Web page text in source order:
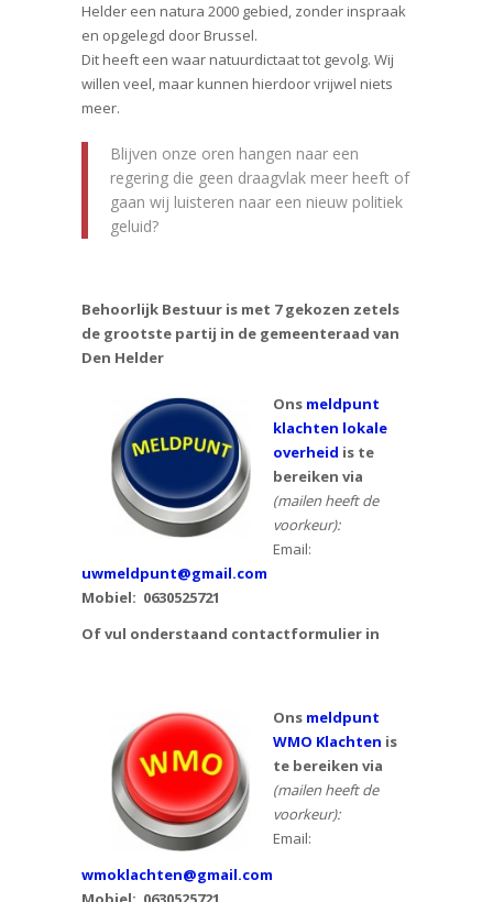
Helder een natura 2000 gebied, zonder inspraak
en opgelegd door Brussel.
Dit heeft een waar natuurdictaat tot gevolg. Wij
willen veel, maar kunnen hierdoor vrijwel niets
meer.
Blijven onze oren hangen naar een
regering die geen draagvlak meer heeft of
gaan wij luisteren naar een nieuw politiek
geluid?
Behoorlijk Bestuur is met 7 gekozen zetels
de grootste partij in de gemeenteraad van
Den Helder
Ons meldpunt
klachten lokale
overheid is te
bereiken via
(mailen heeft de
voorkeur):
Email:
uwmeldpunt@gmail.com
Mobiel: 0630525721
Of vul onderstaand contactformulier in
Ons meldpunt
WMO Klachten is
te bereiken via
(mailen heeft de
voorkeur):
Email:
wmoklachten@gmail.com